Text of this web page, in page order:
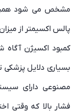
مشخص می شود
پالس اکسیمتر از
کمبود اکسیژن
بسیاری دلایل
مصنوعی دارای
فشار بالا که وقتی